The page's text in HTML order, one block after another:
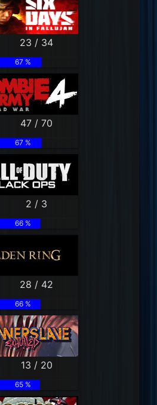
23 / 34
67 %
47 / 70
67 %
2 / 3
66 %
28 / 42
66 %
13 / 20
65 %